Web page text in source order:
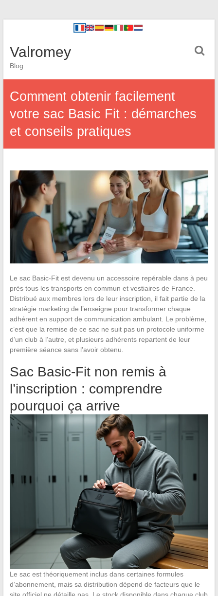
Valromey
Blog
Comment obtenir facilement
votre sac Basic Fit : démarches
et conseils pratiques
Le sac Basic-Fit est devenu un accessoire repérable dans à peu
près tous les transports en commun et vestiaires de France.
Distribué aux membres lors de leur inscription, il fait partie de la
stratégie marketing de l’enseigne pour transformer chaque
adhérent en support de communication ambulant. Le problème,
c’est que la remise de ce sac ne suit pas un protocole uniforme
d’un club à l’autre, et plusieurs adhérents repartent de leur
première séance sans l’avoir obtenu.
Sac Basic-Fit non remis à
l’inscription : comprendre
pourquoi ça arrive
Le sac est théoriquement inclus dans certaines formules
d’abonnement, mais sa distribution dépend de facteurs que le
site officiel ne détaille pas. Le stock disponible dans chaque club